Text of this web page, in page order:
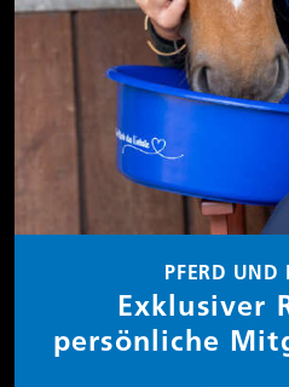
PFERD UND
Exklusiver
persönliche